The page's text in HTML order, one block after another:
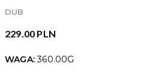
DUB
229.00 PLN
WAGA:360.00G